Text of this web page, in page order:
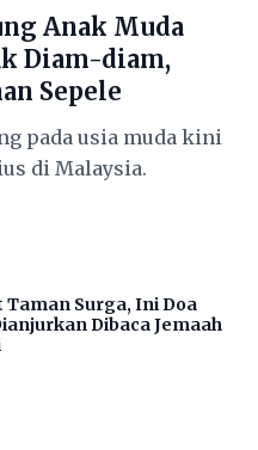
Anak Muda
Diam-diam,
Sepele
pada usia muda kini
di Malaysia.
Taman Surga, Ini Doa
Dibaca Jemaah